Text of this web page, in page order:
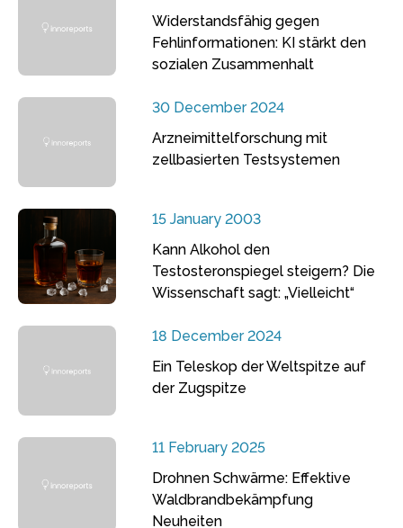
Widerstandsfähig gegen
Fehlinformationen: KI stärkt den
sozialen Zusammenhalt
30 December 2024
Arzneimittelforschung mit
zellbasierten Testsystemen
15 January 2003
Kann Alkohol den
Testosteronspiegel steigern? Die
Wissenschaft sagt: „Vielleicht“
18 December 2024
Ein Teleskop der Weltspitze auf
der Zugspitze
11 February 2025
Drohnen Schwärme: Effektive
Waldbrandbekämpfung
Neuheiten